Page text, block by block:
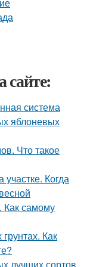
сайте:
система
яблоневых
Что такое
Когда
Как самому
Как
лучших сортов